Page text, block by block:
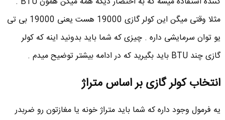
مثلا وقتی میگن این کولر گازی 19000 هست یعنی 19000 بی تی
یو توان سرمایشی داره . چیزی که شما باید بدونید اینه که کولر
گازی چند BTU باید بگیرید که در ادامه بیشتر توضیح میدم .
انتخاب کولر گازی بر اساس متراژ
یه فرمول وجود داره که شما باید متراژ خونه یا مغازتون رو ضربدر